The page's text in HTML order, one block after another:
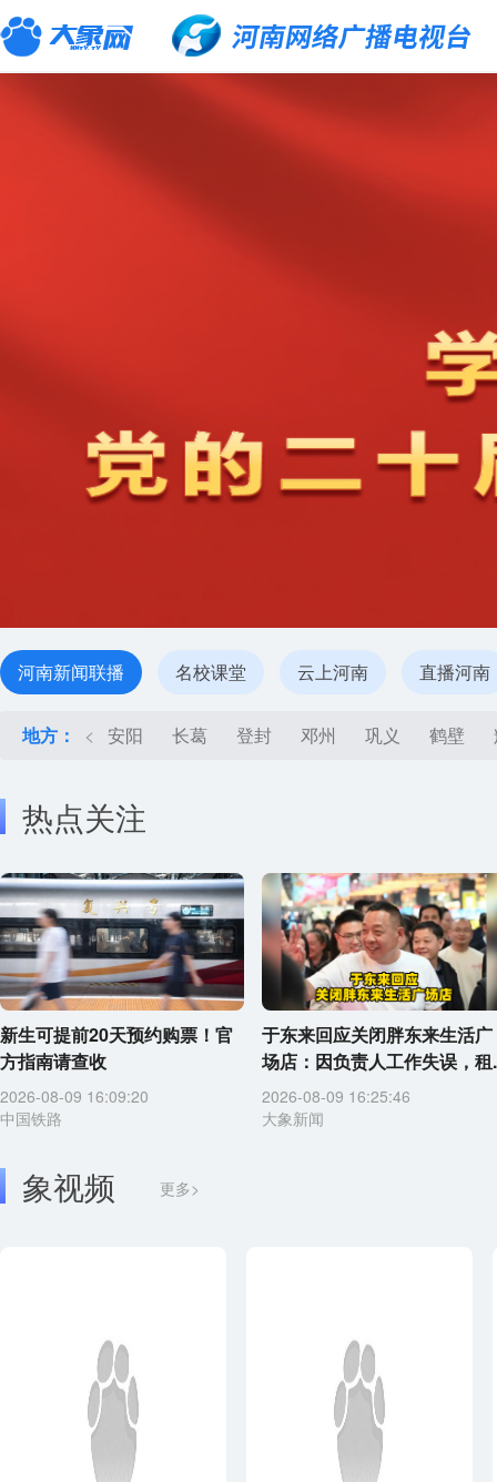
河南新闻联播 名校课堂 云上河南 直播河南
地方： < 安阳 长葛 登封 邓州 巩义 鹤壁
热点关注
新生可提前20天预约购票！官
方指南请查收
2026-08-09 16:09:20
中国铁路
于东来回应关闭胖东来生活广
场店：因负责人工作失误，租
2026-08-09 16:25:46
大象新闻
象视频 更多>